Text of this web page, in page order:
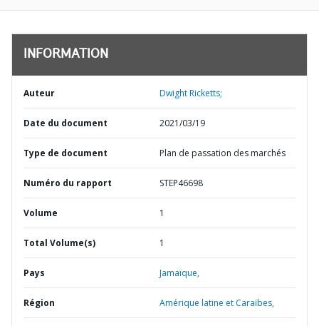
INFORMATION
Auteur Dwight Ricketts;
Date du document 2021/03/19
Type de document Plan de passation des marchés
Numéro du rapport STEP46698
Volume 1
Total Volume(s) 1
Pays Jamaïque,
Région Amérique latine et Caraïbes,